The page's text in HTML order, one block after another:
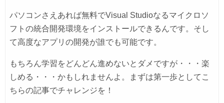
パソコンさえあれば無料でVisual Studioなるマイクロソ
フトの統合開発環境をインストールできるんです。そし
て高度なアプリの開発が誰でも可能です。
もちろん学習をどんどん進めないとダメですが・・・楽
しめる・・・かもしれませんよ。まずは第一歩としてこ
ちらの記事でチャレンジを！